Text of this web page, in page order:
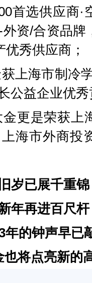
首选供应商·
资/合资品牌
秀供应商；
上海市制冷
公益企业优
更是荣获上
海市外商投
旧岁已展千重锦
年再进百尺杆
年的钟声早已
也将点亮新的